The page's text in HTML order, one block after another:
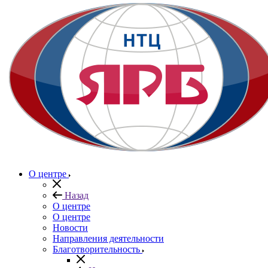
О центре
Назад
О центре
О центре
Новости
Направления деятельности
Благотворительность